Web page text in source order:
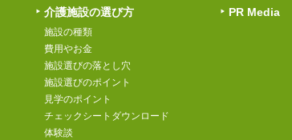
介護施設の選び方
施設の種類
費用やお金
施設選びの落とし穴
施設選びのポイント
見学のポイント
チェックシートダウンロード
体験談
PR Media